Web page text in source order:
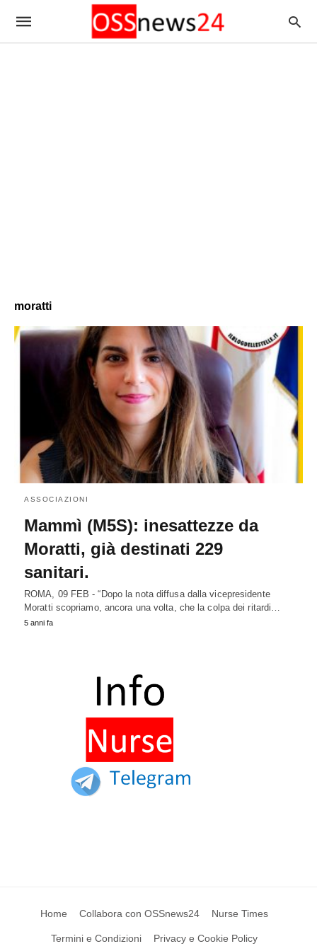
moratti
ASSOCIAZIONI
Mammì (M5S): inesattezze da
Moratti, già destinati 229
sanitari.
ROMA, 09 FEB - “Dopo la nota diffusa dalla vicepresidente
Moratti scopriamo, ancora una volta, che la colpa dei ritardi…
5 anni fa
Home Collabora con OSSnews24 Nurse Times
Termini e Condizioni Privacy e Cookie Policy